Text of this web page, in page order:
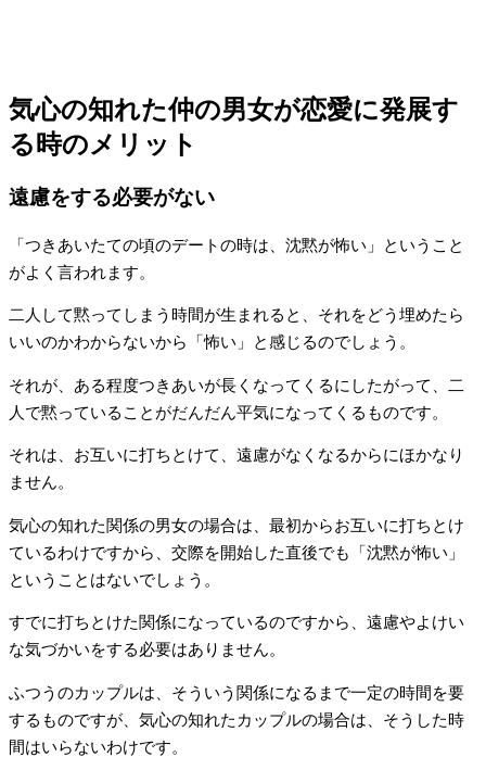
気心の知れた仲の男女が恋愛に発展す
る時のメリット
遠慮をする必要がない
「つきあいたての頃のデートの時は、沈黙が怖い」ということ
がよく言われます。
二人して黙ってしまう時間が生まれると、それをどう埋めたら
いいのかわからないから「怖い」と感じるのでしょう。
それが、ある程度つきあいが長くなってくるにしたがって、二
人で黙っていることがだんだん平気になってくるものです。
それは、お互いに打ちとけて、遠慮がなくなるからにほかなり
ません。
気心の知れた関係の男女の場合は、最初からお互いに打ちとけ
ているわけですから、交際を開始した直後でも「沈黙が怖い」
ということはないでしょう。
すでに打ちとけた関係になっているのですから、遠慮やよけい
な気づかいをする必要はありません。
ふつうのカップルは、そういう関係になるまで一定の時間を要
するものですが、気心の知れたカップルの場合は、そうした時
間はいらないわけです。